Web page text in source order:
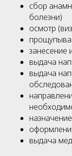
сбор
болезни)
осмотр
занесение
выдача
выдача
выдача